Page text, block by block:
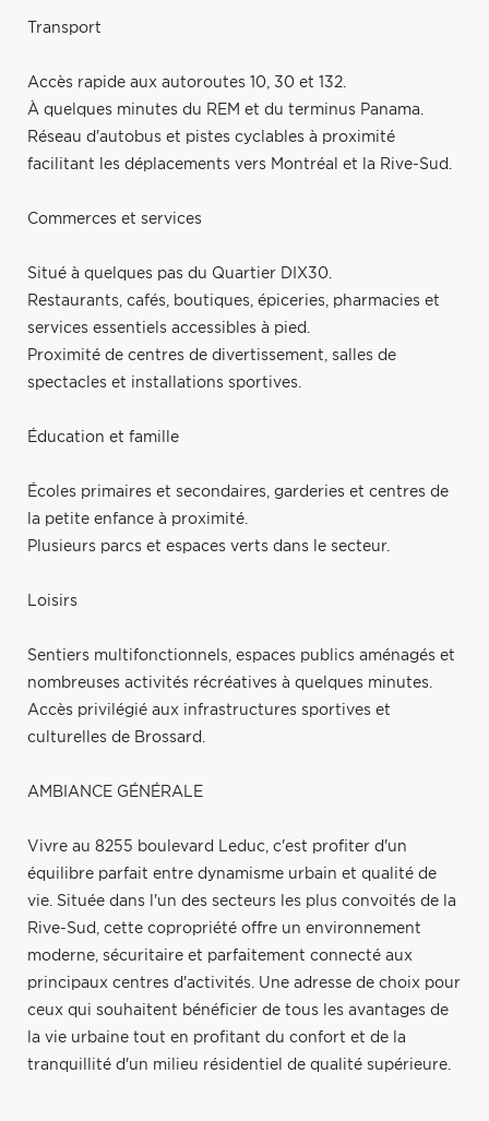
Transport
Accès rapide aux autoroutes 10, 30 et 132.
À quelques minutes du REM et du terminus Panama.
Réseau d'autobus et pistes cyclables à proximité
facilitant les déplacements vers Montréal et la Rive-Sud.
Commerces et services
Situé à quelques pas du Quartier DIX30.
Restaurants, cafés, boutiques, épiceries, pharmacies et
services essentiels accessibles à pied.
Proximité de centres de divertissement, salles de
spectacles et installations sportives.
Éducation et famille
Écoles primaires et secondaires, garderies et centres de
la petite enfance à proximité.
Plusieurs parcs et espaces verts dans le secteur.
Loisirs
Sentiers multifonctionnels, espaces publics aménagés et
nombreuses activités récréatives à quelques minutes.
Accès privilégié aux infrastructures sportives et
culturelles de Brossard.
AMBIANCE GÉNÉRALE
Vivre au 8255 boulevard Leduc, c'est profiter d'un
équilibre parfait entre dynamisme urbain et qualité de
vie. Située dans l'un des secteurs les plus convoités de la
Rive-Sud, cette copropriété offre un environnement
moderne, sécuritaire et parfaitement connecté aux
principaux centres d'activités. Une adresse de choix pour
ceux qui souhaitent bénéficier de tous les avantages de
la vie urbaine tout en profitant du confort et de la
tranquillité d'un milieu résidentiel de qualité supérieure.